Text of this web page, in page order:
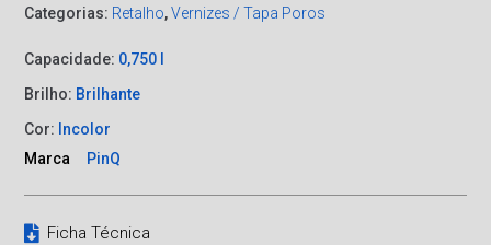
Categorias: Retalho,Vernizes / Tapa Poros
Capacidade: 0,750 l
Brilho: Brilhante
Cor: Incolor
Marca
PinQ
Ficha Técnica